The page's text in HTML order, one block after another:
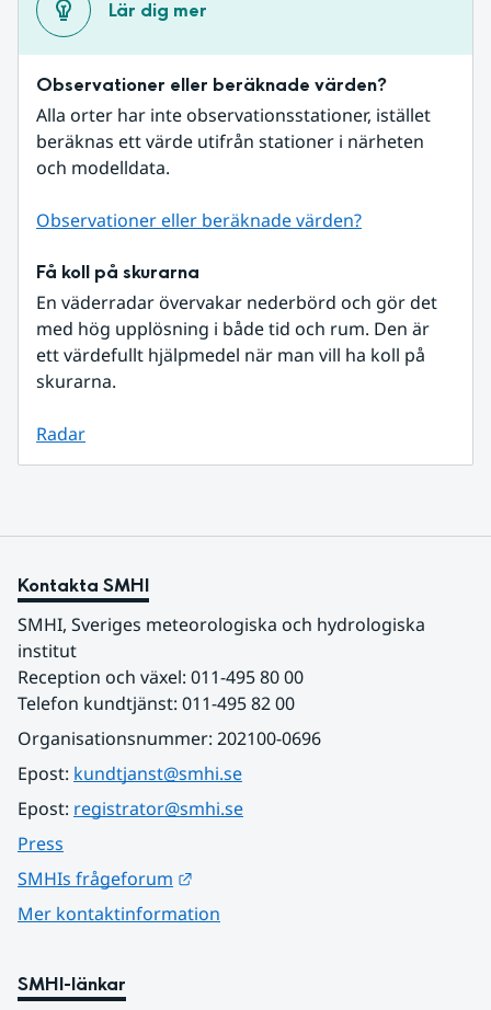
Lär dig mer
Observationer eller beräknade värden?
Alla orter har inte observationsstationer, istället
beräknas ett värde utifrån stationer i närheten
och modelldata.
Observationer eller beräknade värden?
Få koll på skurarna
En väderradar övervakar nederbörd och gör det
med hög upplösning i både tid och rum. Den är
ett värdefullt hjälpmedel när man vill ha koll på
skurarna.
Radar
Kontakta SMHI
SMHI, Sveriges meteorologiska och hydrologiska
institut
Reception och växel: 011-495 80 00
Telefon kundtjänst: 011-495 82 00
Organisationsnummer: 202100-0696
Epost: kundtjanst@smhi.se
Epost: registrator@smhi.se
Press
SMHIs frågeforum
Mer kontaktinformation
SMHI-länkar